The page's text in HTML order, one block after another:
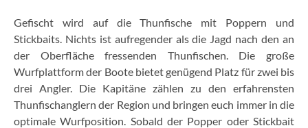
Gefischt wird auf die Thunfische mit Poppern und
Stickbaits. Nichts ist aufregender als die Jagd nach den an
der Oberfläche fressenden Thunfischen. Die große
Wurfplattform der Boote bietet genügend Platz für zwei bis
drei Angler. Die Kapitäne zählen zu den erfahrensten
Thunfischanglern der Region und bringen euch immer in die
optimale Wurfposition. Sobald der Popper oder Stickbait